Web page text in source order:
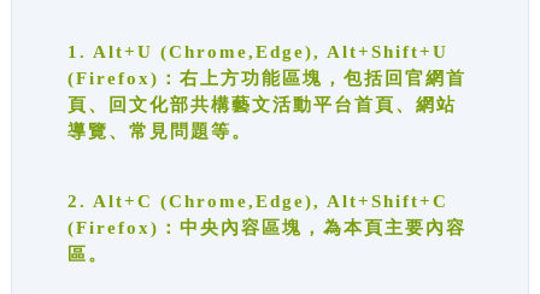
1. Alt+U (Chrome,Edge), Alt+Shift+U
(Firefox)：右上方功能區塊，包括回官網首
頁、回文化部共構藝文活動平台首頁、網站
導覽、常見問題等。
2. Alt+C (Chrome,Edge), Alt+Shift+C
(Firefox)：中央內容區塊，為本頁主要內容
區。